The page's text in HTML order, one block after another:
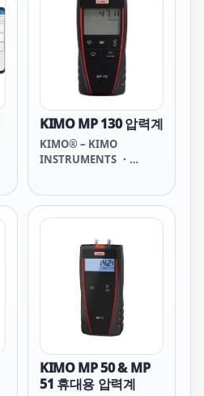
KIMO MP 130 압력계
KIMO® – KIMO
INSTRUMENTS ・
KIMO MP 50 & MP
51 휴대용 압력계